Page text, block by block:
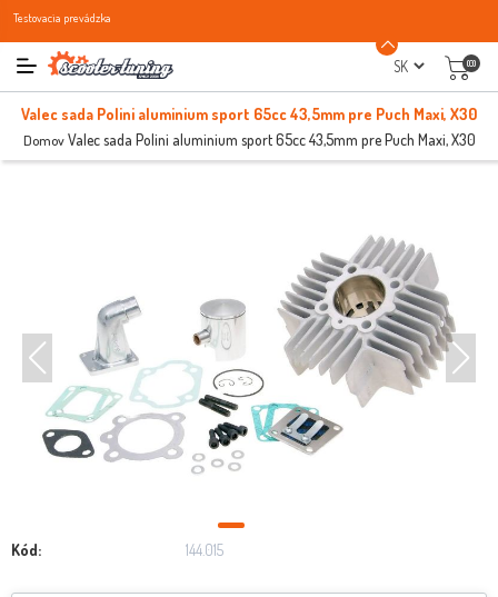
Testovacia prevádzka
(0)
Valec sada Polini aluminium sport 65cc 43,5mm pre Puch Maxi, X30
Domov Valec sada Polini aluminium sport 65cc 43,5mm pre Puch Maxi, X30
Kód: 144.015